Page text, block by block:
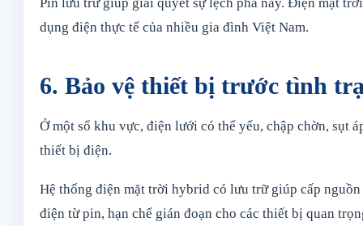
dụng điện thực tế của nhiều gia đình Việt Nam.
6. Bảo vệ thiết bị trước tình
Ở một số khu vực, điện lưới có thể yếu, chập chờn, sụt
thiết bị điện.
Hệ thống điện mặt trời hybrid có lưu trữ giúp cấp
điện từ pin, hạn chế gián đoạn cho các thiết bị quan